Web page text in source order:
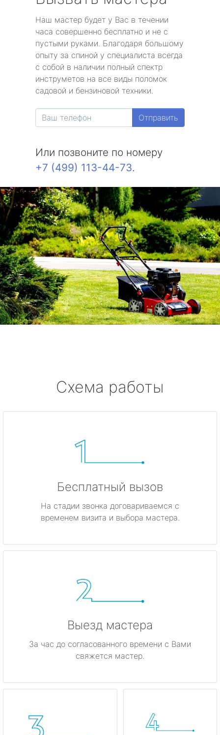
Наш мастер будет у Вас в течении
часа совершенно бесплатно и не с
пустыми руками. Благодаря большому
опыту за спиной у специалиста всегда
с собой в наличии полный спектр
инструметов на все виды поломок
садовой и бензиновой техники.
Отправить
Или позвоните по номеру
+7 (499) 113-44-73.
Схема работы
Бесплатный вызов
На стадии звонка договариваемся с
временем визита и выбора мастера.
Выезд мастера
За час до согласованного времени с Вами
свяжется мастер.